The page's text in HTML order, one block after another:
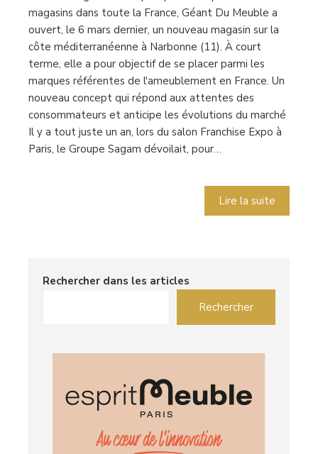
magasins dans toute la France, Géant Du Meuble a
ouvert, le 6 mars dernier, un nouveau magasin sur la
côte méditerranéenne à Narbonne (11). À court
terme, elle a pour objectif de se placer parmi les
marques référentes de l'ameublement en France. Un
nouveau concept qui répond aux attentes des
consommateurs et anticipe les évolutions du marché
Il y a tout juste un an, lors du salon Franchise Expo à
Paris, le Groupe Sagam dévoilait, pour…
Lire la suite
Rechercher dans les articles
Rechercher